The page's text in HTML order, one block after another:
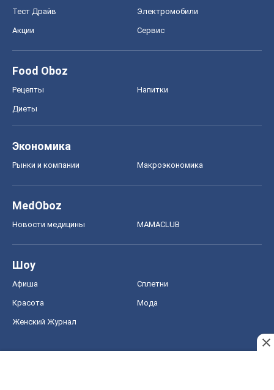
Тест Драйв Электромобили
Акции Сервис
Food Oboz
Рецепты Напитки
Диеты
Экономика
Рынки и компании Mакроэкономика
MedOboz
Новости медицины MAMACLUB
Шоу
Афиша Сплетни
Красота Мода
Женский Журнал